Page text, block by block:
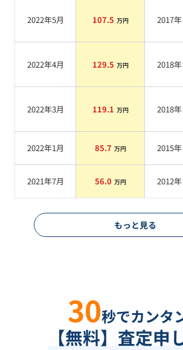
2022年5月 107.5 万円 2017
2022年4月 129.5 万円 2018
2022年3月 119.1 万円 2018
2022年1月 85.7 万円 2015
2021年7月 56.0 万円 2012
もっと見る
30秒でカンタ
【無料】査定申